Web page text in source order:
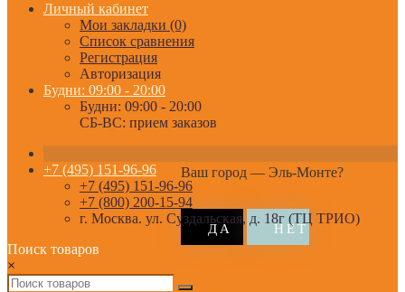
Личный кабинет
Мои закладки (0)
Список сравнения
Регистрация
Авторизация
Будни: 09:00 - 20:00
Будни: 09:00 - 20:00
СБ-ВС: прием заказов
Ваш город — Эль-Монте?
+7 (495) 151-96-96
+7 (495) 151-96-96
+7 (800) 200-15-94
г. Москва. ул. Суздальская, д. 18г (ТЦ ТРИО)
Поиск товаров
×